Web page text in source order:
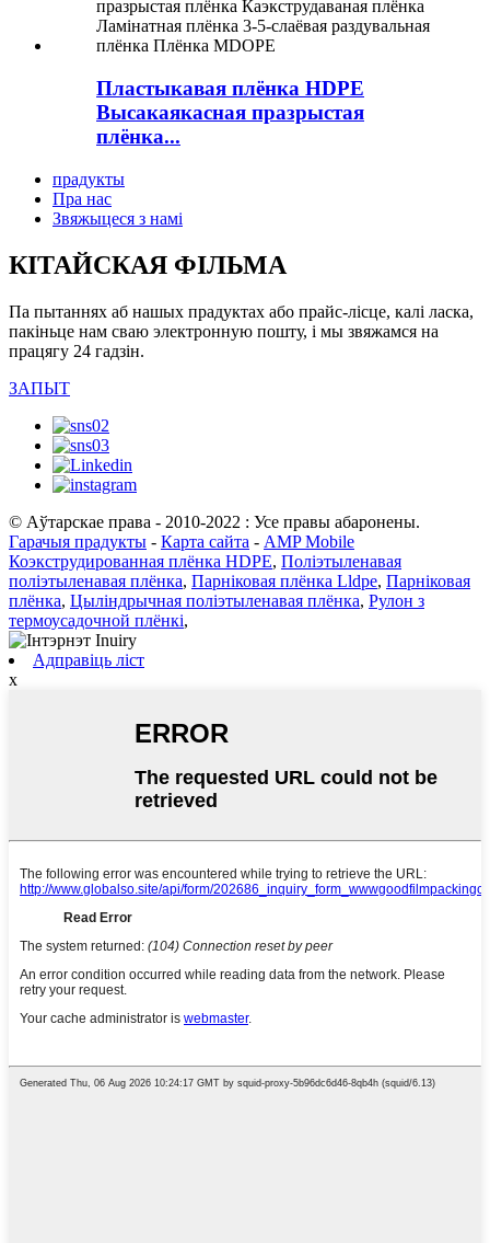
Пластыкавая плёнка HDPE
Высакаякасная празрыстая
плёнка...
прадукты
Пра нас
Звяжыцеся з намі
КІТАЙСКАЯ ФІЛЬМА
Па пытаннях аб нашых прадуктах або прайс-лісце, калі ласка,
пакіньце нам сваю электронную пошту, і мы звяжамся на
працягу 24 гадзін.
ЗАПЫТ
© Аўтарскае права - 2010-2022 : Усе правы абаронены.
Гарачыя прадукты - Карта сайта - AMP Mobile
Коэкструдированная плёнка HDPE, Поліэтыленавая
поліэтыленавая плёнка, Парніковая плёнка Lldpe, Парніковая
плёнка, Цыліндрычная поліэтыленавая плёнка, Рулон з
термоусадочной плёнкі,
Адправіць ліст
x